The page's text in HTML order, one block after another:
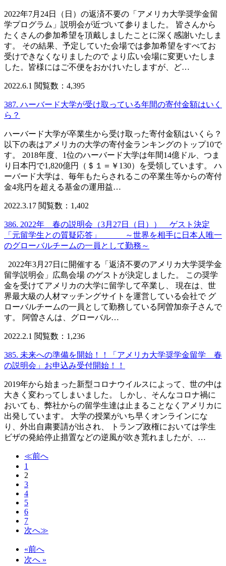
2022年7月24日（日）の返済不要の「アメリカ大学奨学金留
学プログラム」説明会が近づいて参りました。 皆さんから
たくさんの参加希望を頂戴しましたことに深く感謝いたしま
す。 その結果、予定していた会場では参加希望をすべてお
受けできなくなりましたので より広い会場に変更いたしま
した。皆様にはご不便をおかけいたしますが、ど…
2022.6.1 閲覧数：4,395
387. ハーバード大学が受け取っている年間の寄付金額はいく
ら？
ハーバード大学が卒業生から受け取った寄付金額はいくら？
以下の表はアメリカの大学の寄付金ランキングのトップ10で
す。 2018年度、1位のハーバード大学は年間14億ドル、つま
り日本円で1,820億円（＄１＝￥130）を受領しています。 ハ
ーバード大学は、毎年もたらされるこの卒業生等からの寄付
金4兆円を超える基金の運用益…
2022.3.17 閲覧数：1,402
386. 2022年 春の説明会（3月27日（日）） ゲスト決定
「元留学生との質疑応答」 ～世界を相手に日本人唯一
のグローバルチームの一員として勤務～
2022年3月27日に開催する「返済不要のアメリカ大学奨学金
留学説明会」広島会場 のゲストが決定しました。 この奨学
金を受けてアメリカの大学に留学して卒業し、 現在は、世
界最大級の人材マッチングサイトを運営している会社で グ
ローバルチームの一員として勤務している阿曽加奈子さんで
す。 阿曽さんは、グローバル…
2022.2.1 閲覧数：1,236
385. 未来への準備を開始！！「アメリカ大学奨学金留学 春
の説明会」お申込み受付開始！！
2019年から始まった新型コロナウイルスによって、世の中は
大きく変わってしまいました。 しかし、そんなコロナ禍に
おいても、弊社からの留学生達は止まることなくアメリカに
出発しています。 大学の授業がいち早くオンラインにな
り、外出自粛要請が出され、 トランプ政権においては学生
ビザの発給停止措置などの逆風が吹き荒れましたが、…
≪前へ
1
2
3
4
5
6
7
次へ≫
«前へ
次へ »